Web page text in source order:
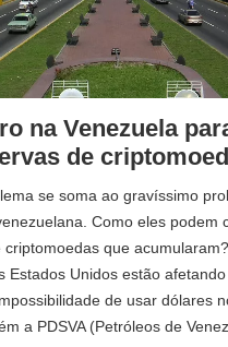
na Venezuela
de
se soma ao gravíssimo
Como eles podem
que
Estados Unidos estão
de usar dólares
a PDSVA (Petróleos de